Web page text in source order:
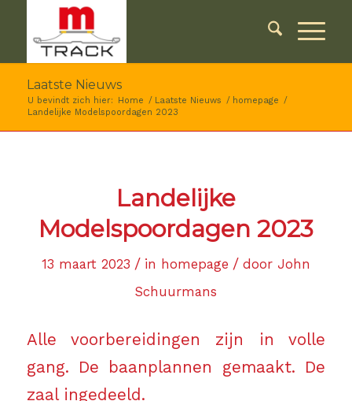
Laatste Nieuws
U bevindt zich hier: Home / Laatste Nieuws / homepage /
Landelijke Modelspoordagen 2023
Landelijke
Modelspoordagen 2023
13 maart 2023 / in homepage / door John
Schuurmans
Alle voorbereidingen zijn in volle
gang. De baanplannen gemaakt. De
zaal ingedeeld.